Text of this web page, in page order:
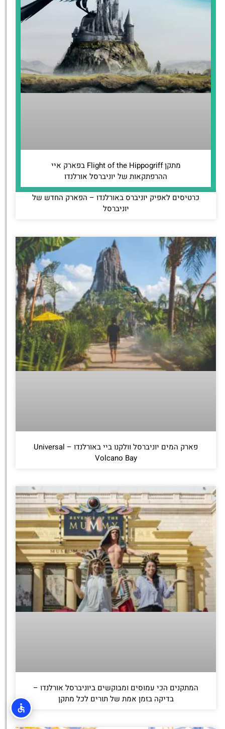
מתקן Flight of the Hippogriff בפארק איי
ההרפתקאות של יוניברסל אורלנדו
כרטיסים לאפיק יוניברס באורלנדו – הפארק החדש של
יוניברסל
פארק המים יוניברסל וולקנו ביי באורלנדו – Universal
Volcano Bay
המתקנים הכי עמוסים ומבוקשים ביוניברסל אורלנדו –
בדיקה בזמן אמת של תורים לכל מתקן